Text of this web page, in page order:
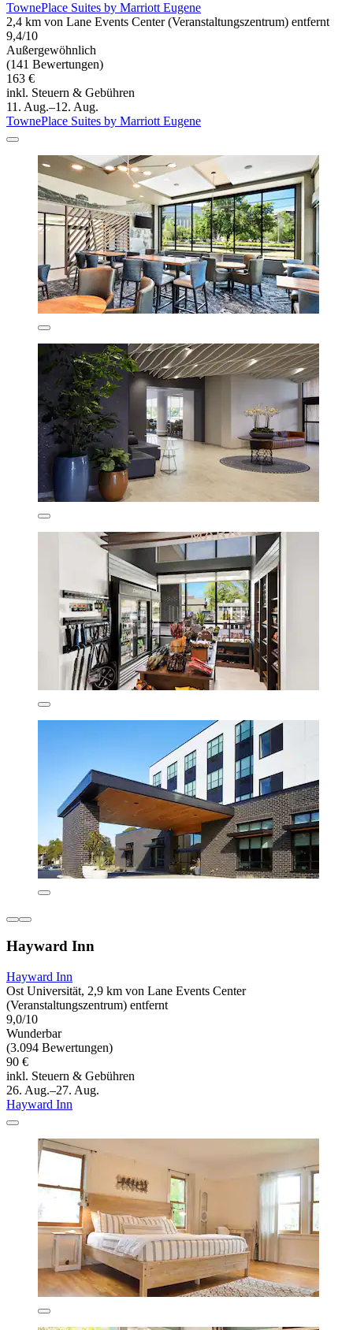
TownePlace Suites by Marriott Eugene
2,4 km von Lane Events Center (Veranstaltungszentrum) entfernt
9,4/10
Außergewöhnlich
(141 Bewertungen)
163 €
inkl. Steuern & Gebühren
11. Aug.–12. Aug.
TownePlace Suites by Marriott Eugene
Hayward Inn
Hayward Inn
Ost Universität, 2,9 km von Lane Events Center
(Veranstaltungszentrum) entfernt
9,0/10
Wunderbar
(3.094 Bewertungen)
90 €
inkl. Steuern & Gebühren
26. Aug.–27. Aug.
Hayward Inn